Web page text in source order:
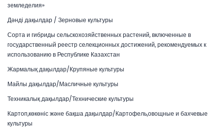
земледелия»
Дәнді дақылдар / Зерновые культуры
Сорта и гибриды сельскохозяйственных растений, включенные в
государственный реестр селекционных достижений, рекомендуемых к
использованию в Республике Казахстан
Жармалық дақылдар/Крупяные культуры
Майлы дақылдар/Масличные культуры
Техникалық дақылдар/Технические культуры
Картоп,көкөніс және бақша дақылдар/Картофель,овощные и бахчевые
культуры